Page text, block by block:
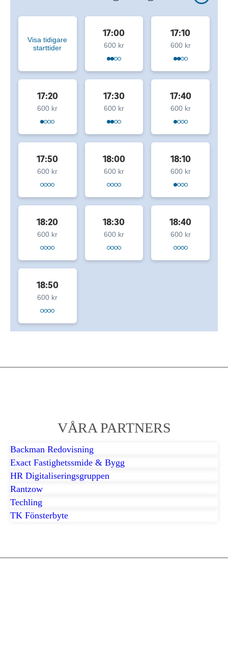
Visa tidigare
starttider
17:00
600 kr
17:10
600 kr
17:20
600 kr
17:30
600 kr
17:40
600 kr
17:50
600 kr
18:00
600 kr
18:10
600 kr
18:20
600 kr
18:30
600 kr
18:40
600 kr
18:50
600 kr
VÅRA PARTNERS
Backman Redovisning
Exact Fastighetssmide & Bygg
HR Digitaliseringsgruppen
Rantzow
Techling
TK Fönsterbyte